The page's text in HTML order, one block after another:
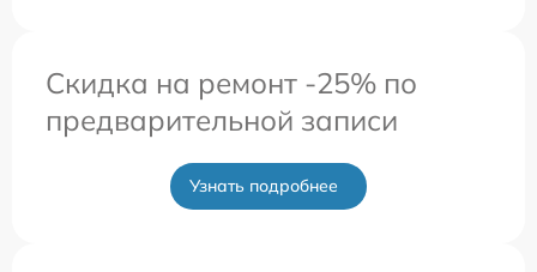
Скидка на ремонт -25% по
предварительной записи
Узнать подробнее